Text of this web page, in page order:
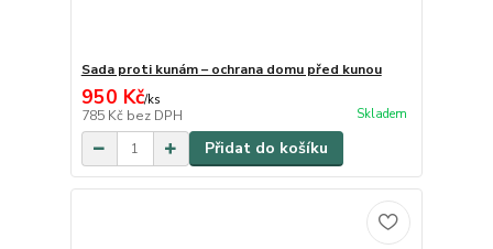
Sada proti kunám – ochrana domu před kunou
950 Kč/ks
785 Kč bez DPH Skladem
Přidat do košíku